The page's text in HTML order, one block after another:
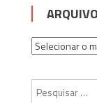
Arquivos